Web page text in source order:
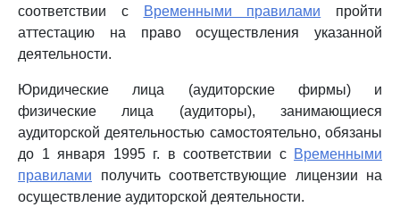
соответствии с
Временными правилами пройти
аттестацию на право осуществления указанной
деятельности.
Юридические лица (аудиторские фирмы) и
физические лица (аудиторы), занимающиеся
аудиторской деятельностью самостоятельно, обязаны
до 1 января 1995 г. в соответствии с Временными
правилами получить соответствующие лицензии на
осуществление аудиторской деятельности.